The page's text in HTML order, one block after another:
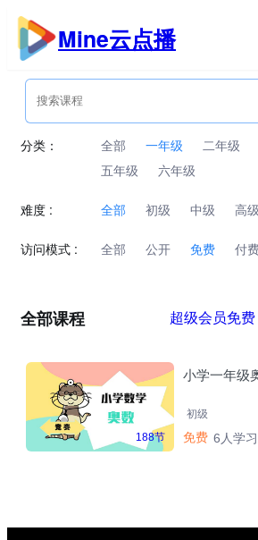
跳
内
Mine云点播
分类： 全部 一年级 二年级
五年级
六年级
难度 : 全部 初级 中级 高级
访问模式 : 全部 公开 免费 付
全部课程 超级会员免费
188节
小学一年级
初级
免费 6人学习